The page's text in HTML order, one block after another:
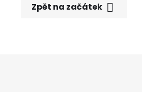
Zpět na začátek 